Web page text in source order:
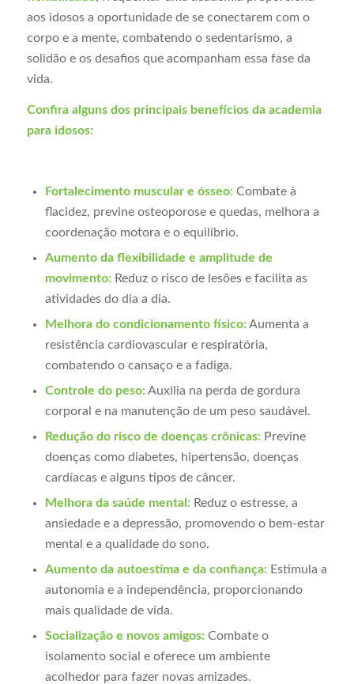
aos idosos a oportunidade de se conectarem com o
corpo e a mente, combatendo o sedentarismo, a
solidão e os desafios que acompanham essa fase da
vida.
Confira alguns dos principais benefícios da academia
para idosos:
Fortalecimento muscular e ósseo:Combate à
flacidez, previne osteoporose e quedas, melhora a
coordenação motora e o equilíbrio.
Aumento da flexibilidade e amplitude de
movimento:Reduz o risco de lesões e facilita as
atividades do dia a dia.
Melhora do condicionamento físico:Aumenta a
resistência cardiovascular e respiratória,
combatendo o cansaço e a fadiga.
Controle do peso:Auxilia na perda de gordura
corporal e na manutenção de um peso saudável.
Redução do risco de doenças crônicas:Previne
doenças como diabetes, hipertensão, doenças
cardíacas e alguns tipos de câncer.
Melhora da saúde mental:Reduz o estresse, a
ansiedade e a depressão, promovendo o bem-estar
mental e a qualidade do sono.
Aumento da autoestima e da confiança:Estimula a
autonomia e a independência, proporcionando
mais qualidade de vida.
Socialização e novos amigos:Combate o
isolamento social e oferece um ambiente
acolhedor para fazer novas amizades.